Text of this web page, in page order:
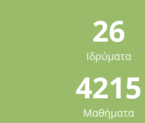
26
Ιδρύματα
4215
Μαθήματα